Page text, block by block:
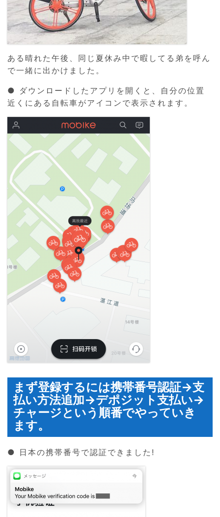
ある晴れた午後、同じ夏休み中で暇してる弟を呼ん
で一緒に出かけました。
● ダウンロードしたアプリを開くと、自分の位置
近くにある自転車がアイコンで表示されます。
まず登録するには携帯番号認証→支
払い方法追加→デポジット支払い→
チャージという順番でやっていき
ます。
● 日本の携帯番号で認証できました!